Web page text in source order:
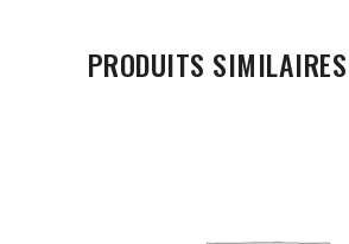
PRODUITS SIMILAIRES